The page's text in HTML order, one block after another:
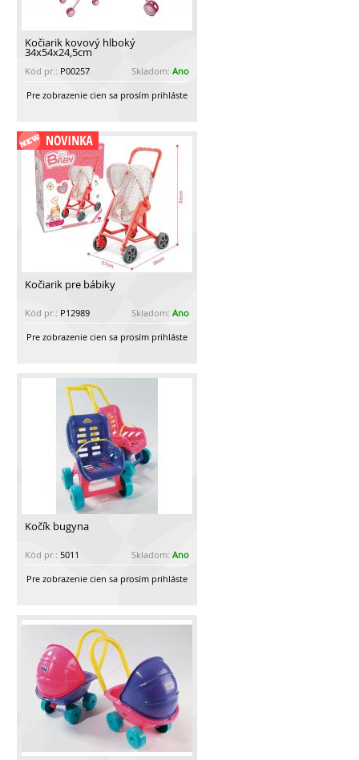
Kočiarik kovový hlboký
34x54x24,5cm
Kód pr.: P00257 Skladom: Ano
Pre zobrazenie cien sa prosím prihláste
Kočiarik pre bábiky
Kód pr.: P12989 Skladom: Ano
Pre zobrazenie cien sa prosím prihláste
Kočík bugyna
Kód pr.: 5011 Skladom: Ano
Pre zobrazenie cien sa prosím prihláste